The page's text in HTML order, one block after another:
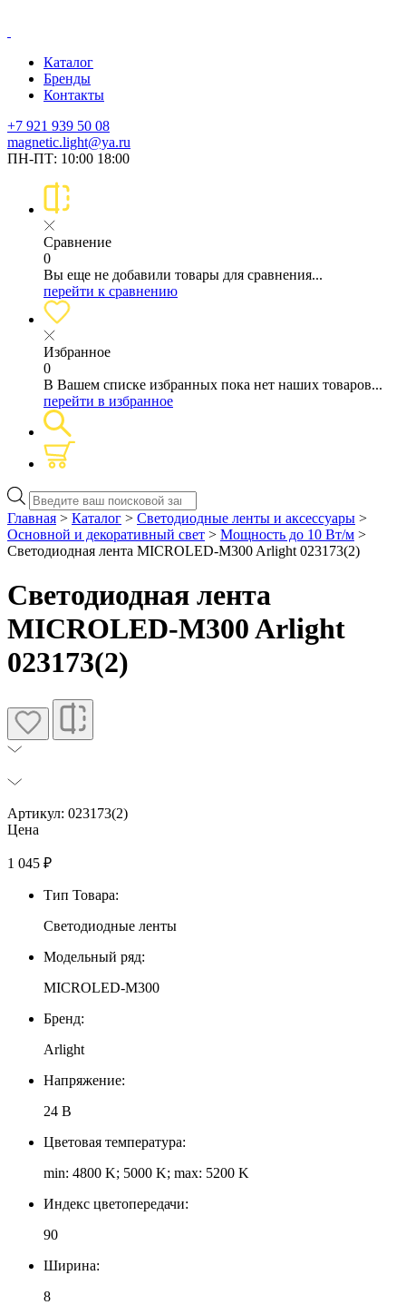
Каталог
Бренды
Контакты
+7 921 939 50 08
magnetic.light@ya.ru
ПН-ПТ: 10:00 18:00
Сравнение
0
Вы еще не добавили товары для сравнения...
перейти к сравнению
Избранное
0
В Вашем списке избранных пока нет наших товаров...
перейти в избранное
Поиск
товаров
Главная > Каталог > Светодиодные ленты и аксессуары >
Основной и декоративный свет > Мощность до 10 Вт/м >
Светодиодная лента MICROLED-M300 Arlight 023173(2)
Светодиодная лента
MICROLED-M300 Arlight
023173(2)
Артикул: 023173(2)
Цена
1 045 ₽
Тип Товара:
Светодиодные ленты
Модельный ряд:
MICROLED-M300
Бренд:
Arlight
Напряжение:
24 В
Цветовая температура:
min: 4800 K; 5000 K; max: 5200 K
Индекс цветопередачи:
90
Ширина:
8